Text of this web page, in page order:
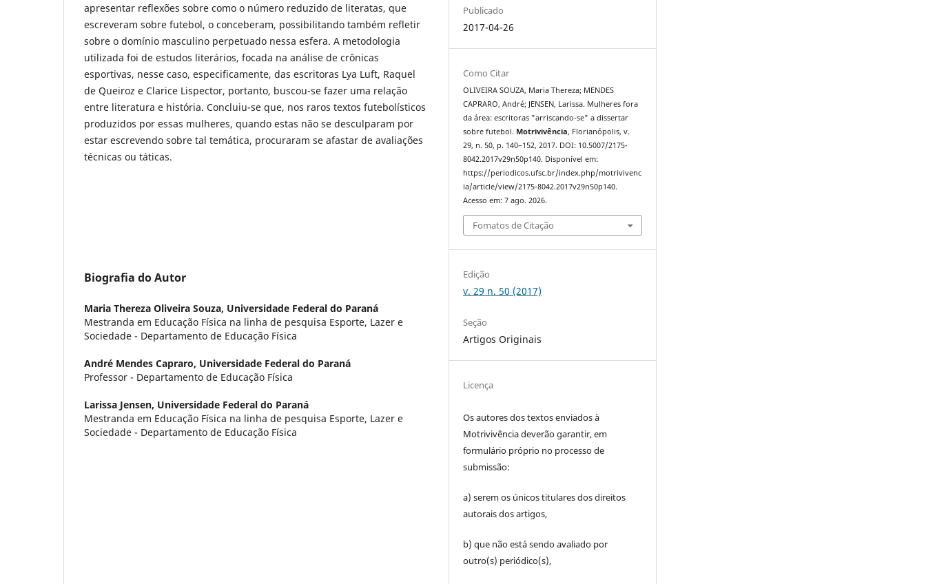
apresentar reflexões sobre como o número reduzido de literatas, que
escreveram sobre futebol, o conceberam, possibilitando também refletir
sobre o domínio masculino perpetuado nessa esfera. A metodologia
utilizada foi de estudos literários, focada na análise de crônicas
esportivas, nesse caso, especificamente, das escritoras Lya Luft, Raquel
de Queiroz e Clarice Lispector, portanto, buscou-se fazer uma relação
entre literatura e história. Concluiu-se que, nos raros textos futebolísticos
produzidos por essas mulheres, quando estas não se desculparam por
estar escrevendo sobre tal temática, procuraram se afastar de avaliações
técnicas ou táticas.
Biografia do Autor
Maria Thereza Oliveira Souza, Universidade Federal do Paraná
Mestranda em Educação Física na linha de pesquisa Esporte, Lazer e
Sociedade - Departamento de Educação Física
André Mendes Capraro, Universidade Federal do Paraná
Professor - Departamento de Educação Física
Larissa Jensen, Universidade Federal do Paraná
Mestranda em Educação Física na linha de pesquisa Esporte, Lazer e
Sociedade - Departamento de Educação Física
Publicado
2017-04-26
Como Citar
OLIVEIRA SOUZA, Maria Thereza; MENDES
CAPRARO, André; JENSEN, Larissa. Mulheres fora
da área: escritoras "arriscando-se" a dissertar
sobre futebol. Motrivivência, Florianópolis, v.
29, n. 50, p. 140–152, 2017. DOI: 10.5007/2175-
8042.2017v29n50p140. Disponível em:
https://periodicos.ufsc.br/index.php/motrivivenc
ia/article/view/2175-8042.2017v29n50p140.
Acesso em: 7 ago. 2026.
Fomatos de Citação
Edição
v. 29 n. 50 (2017)
Seção
Artigos Originais
Licença
Os autores dos textos enviados à
Motrivivência deverão garantir, em
formulário próprio no processo de
submissão:
a) serem os únicos titulares dos direitos
autorais dos artigos,
b) que não está sendo avaliado por
outro(s) periódico(s),